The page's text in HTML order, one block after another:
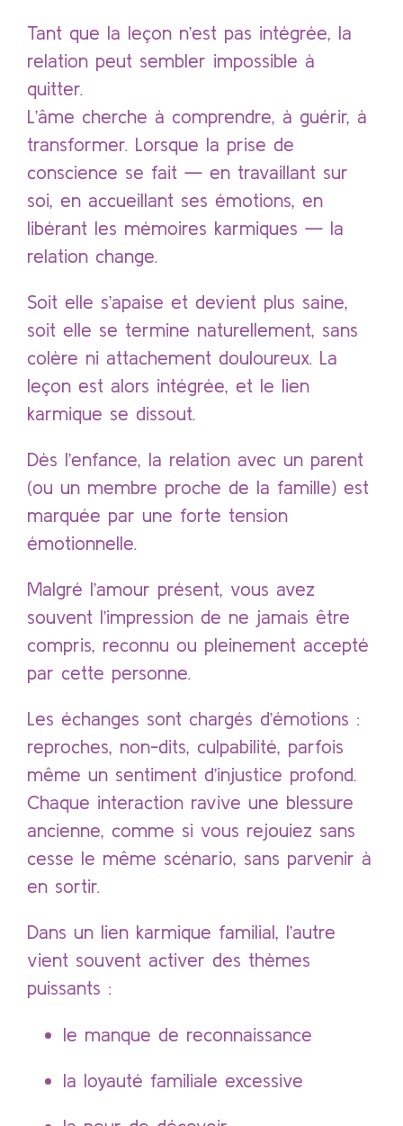
Tant que la leçon n’est pas intégrée, la
relation peut sembler impossible à
quitter.
L’âme cherche à comprendre, à guérir, à
transformer. Lorsque la prise de
conscience se fait — en travaillant sur
soi, en accueillant ses émotions, en
libérant les mémoires karmiques — la
relation change.
Soit elle s’apaise et devient plus saine,
soit elle se termine naturellement, sans
colère ni attachement douloureux. La
leçon est alors intégrée, et le lien
karmique se dissout.
Dès l’enfance, la relation avec un parent
(ou un membre proche de la famille) est
marquée par une forte tension
émotionnelle.
Malgré l’amour présent, vous avez
souvent l’impression de ne jamais être
compris, reconnu ou pleinement accepté
par cette personne.
Les échanges sont chargés d’émotions :
reproches, non-dits, culpabilité, parfois
même un sentiment d’injustice profond.
Chaque interaction ravive une blessure
ancienne, comme si vous rejouiez sans
cesse le même scénario, sans parvenir à
en sortir.
Dans un lien karmique familial, l’autre
vient souvent activer des thèmes
puissants :
le manque de reconnaissance
la loyauté familiale excessive